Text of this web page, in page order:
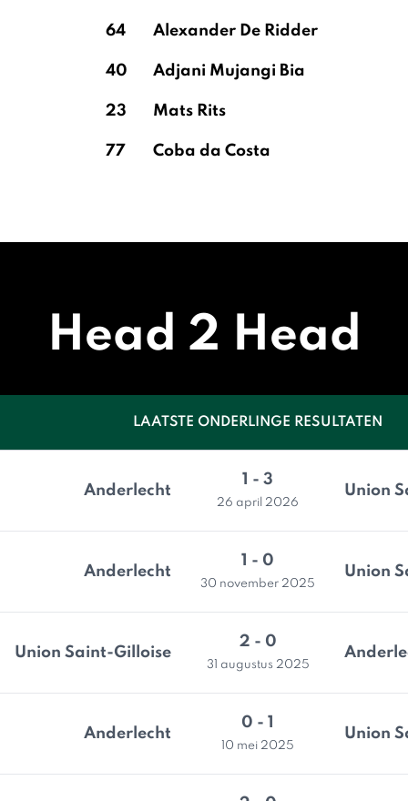
64 Alexander De Ridder
40 Adjani Mujangi Bia
23 Mats Rits
77 Coba da Costa
Head 2 Head
LAATSTE ONDERLINGE RESULTATEN
Anderlecht
1 - 3
26 april 2026
Union
Anderlecht
1 - 0
30 november 2025
Union
Union Saint-Gilloise
2 - 0
31 augustus 2025
Anderlecht
0 - 1
10 mei 2025
Union